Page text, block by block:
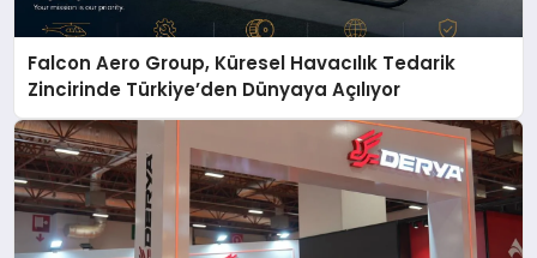
Falcon Aero Group, Küresel Havacılık Tedarik
Zincirinde Türkiye’den Dünyaya Açılıyor